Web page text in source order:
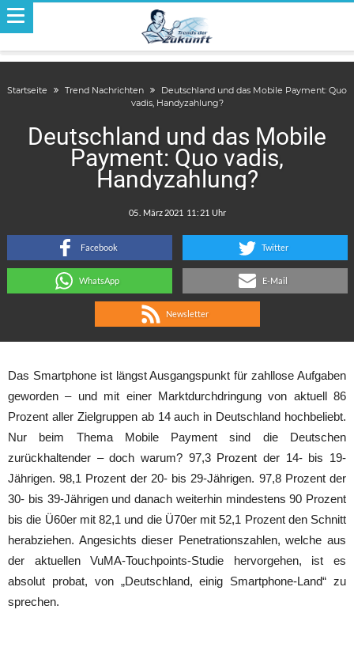
Startseite Trend Nachrichten
Deutschland und das Mobile Payment: Quo
vadis, Handyzahlung?
Deutschland und das Mobile
Payment: Quo vadis,
Handyzahlung?
:
Facebook Twitter
WhatsApp E-Mail
Newsletter
Das Smartphone ist längst Ausgangspunkt für zahllose Aufgaben
geworden – und mit einer Marktdurchdringung von aktuell 86
Prozent aller Zielgruppen ab 14 auch in Deutschland hochbeliebt.
Nur beim Thema Mobile Payment sind die Deutschen
zurückhaltender – doch warum? 97,3 Prozent der 14- bis 19-
Jährigen. 98,1 Prozent der 20- bis 29-Jährigen. 97,8 Prozent der
30- bis 39-Jährigen und danach weiterhin mindestens 90 Prozent
bis die Ü60er mit 82,1 und die Ü70er mit 52,1 Prozent den Schnitt
herabziehen. Angesichts dieser Penetrationszahlen, welche aus
der aktuellen VuMA-Touchpoints-Studie hervorgehen, ist es
absolut probat, von „Deutschland, einig Smartphone-Land“ zu
sprechen.